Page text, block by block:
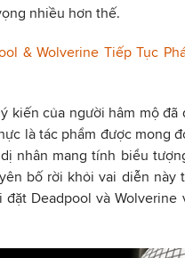
nhiều hơn thế.
& Wolverine Tiếp Tục
kiến của người hâm mộ
là tác phẩm được mong
nhân mang tính biểu
bố rời khỏi vai diễn này
Deadpool và Wolverine